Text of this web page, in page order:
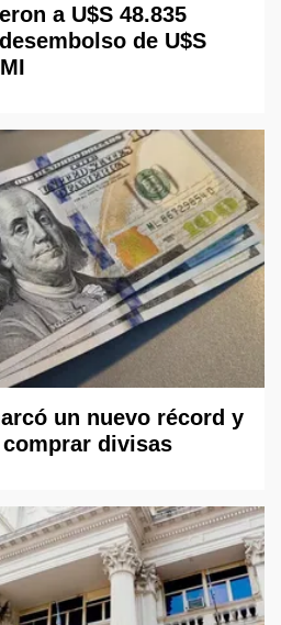
a U$S 48.835
de U$S
un nuevo récord y
divisas